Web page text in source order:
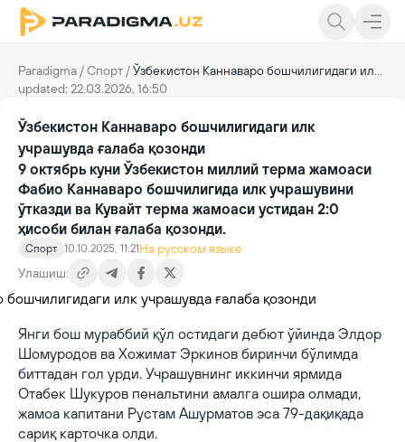
Paradigma /Спорт /Ўзбекистон Каннаваро бошчилигидаги илк учрашувда ғалаба қозонди
updated: 22.03.2026, 16:50
Ўзбекистон Каннаваро бошчилигидаги илк
учрашувда ғалаба қозонди
9 октябрь куни Ўзбекистон миллий терма жамоаси
Фабио Каннаваро бошчилигида илк учрашувини
ўтказди ва Кувайт терма жамоаси устидан 2:0
ҳисоби билан ғалаба қозонди.
Спорт 10.10.2025, 11:21 На русском языке
Улашиш:
Янги бош мураббий қўл остидаги дебют ўйинда Элдор
Шомуродов ва Хожимат Эркинов биринчи бўлимда
биттадан гол урди. Учрашувнинг иккинчи ярмида
Отабек Шукуров пенальтини амалга ошира олмади,
жамоа капитани Рустам Ашурматов эса 79-дақиқада
сариқ карточка олди.